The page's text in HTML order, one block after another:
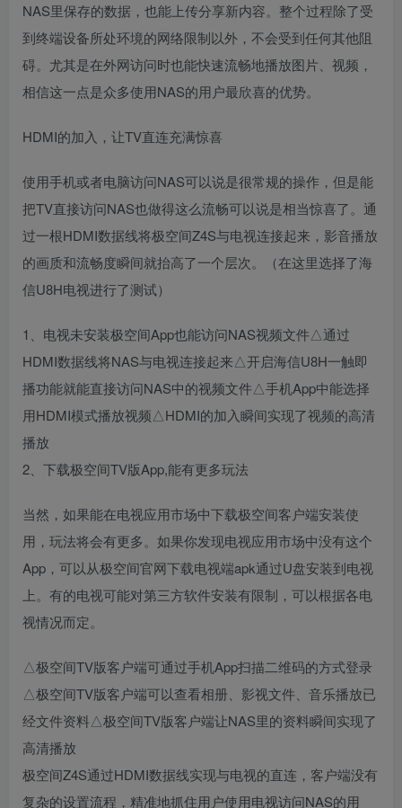
NAS里保存的数据，也能上传分享新内容。整个过程除了受
到终端设备所处环境的网络限制以外，不会受到任何其他阻
碍。尤其是在外网访问时也能快速流畅地播放图片、视频，
相信这一点是众多使用NAS的用户最欣喜的优势。
HDMI的加入，让TV直连充满惊喜
使用手机或者电脑访问NAS可以说是很常规的操作，但是能
把TV直接访问NAS也做得这么流畅可以说是相当惊喜了。通
过一根HDMI数据线将极空间Z4S与电视连接起来，影音播放
的画质和流畅度瞬间就抬高了一个层次。（在这里选择了海
信U8H电视进行了测试）
1、电视未安装极空间App也能访问NAS视频文件△通过
HDMI数据线将NAS与电视连接起来△开启海信U8H一触即
播功能就能直接访问NAS中的视频文件△手机App中能选择
用HDMI模式播放视频△HDMI的加入瞬间实现了视频的高清
播放
2、下载极空间TV版App,能有更多玩法
当然，如果能在电视应用市场中下载极空间客户端安装使
用，玩法将会有更多。如果你发现电视应用市场中没有这个
App，可以从极空间官网下载电视端apk通过U盘安装到电视
上。有的电视可能对第三方软件安装有限制，可以根据各电
视情况而定。
△极空间TV版客户端可通过手机App扫描二维码的方式登录
△极空间TV版客户端可以查看相册、影视文件、音乐播放已
经文件资料△极空间TV版客户端让NAS里的资料瞬间实现了
高清播放
极空间Z4S通过HDMI数据线实现与电视的直连，客户端没有
复杂的设置流程，精准地抓住用户使用电视访问NAS的用